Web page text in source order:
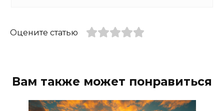
Оцените статью
Вам также может понравиться